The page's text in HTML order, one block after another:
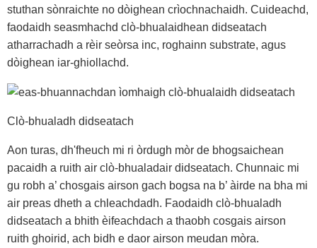
stuthan sònraichte no dòighean crìochnachaidh. Cuideachd,
faodaidh seasmhachd clò-bhualaidhean didseatach
atharrachadh a rèir seòrsa inc, roghainn substrate, agus
dòighean iar-ghiollachd.
Clò-bhualadh didseatach
Aon turas, dh'fheuch mi ri òrdugh mòr de bhogsaichean
pacaidh a ruith air clò-bhualadair didseatach. Chunnaic mi
gu robh a’ chosgais airson gach bogsa na b’ àirde na bha mi
air preas dheth a chleachdadh. Faodaidh clò-bhualadh
didseatach a bhith èifeachdach a thaobh cosgais airson
ruith ghoirid, ach bidh e daor airson meudan mòra.